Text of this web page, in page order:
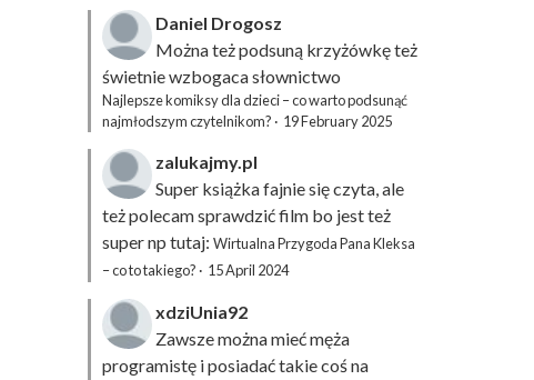
Daniel Drogosz
Można też podsuną krzyżówkęteż
świetnie wzbogaca słownictwo
Najlepsze komiksy dla dzieci – co warto podsunąć
najmłodszym czytelnikom? · 19 February 2025
zalukajmy.pl
Super książka fajnie się czyta, ale
też polecam sprawdzić film bo jest też
super np tutaj: Wirtualna Przygoda Pana Kleksa
– co to takiego? · 15 April 2024
xdziUnia92
Zawsze można mieć męża
programistę i posiadać takie coś na